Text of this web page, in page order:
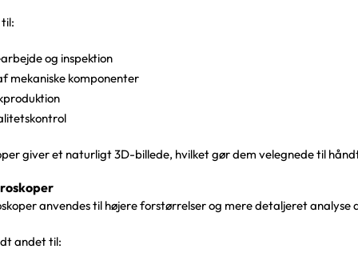
og inspektion
mekaniske komponenter
giver et naturligt 3D-billede, hvilket gør dem velegnede til
anvendes til højere forstørrelser og mere detaljeret
andet til: